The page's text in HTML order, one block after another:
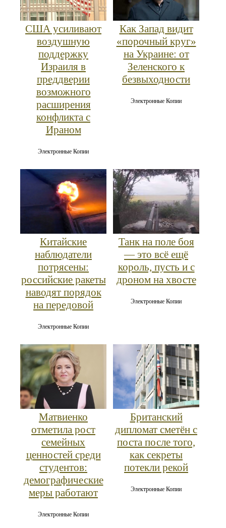
США усиливают
воздушную
поддержку
Израиля в
преддверии
возможного
расширения
конфликта с
Ираном
Электронные Копии
Как Запад видит
«порочный круг»
на Украине: от
Зеленского к
безвыходности
Электронные Копии
Китайские
наблюдатели
потрясены:
российские ракеты
наводят порядок
на передовой
Электронные Копии
Танк на поле боя
— это всё ещё
король, пусть и с
дроном на хвосте
Электронные Копии
Матвиенко
отметила рост
семейных
ценностей среди
студентов:
демографические
меры работают
Электронные Копии
Британский
дипломат сметён с
поста после того,
как секреты
потекли рекой
Электронные Копии